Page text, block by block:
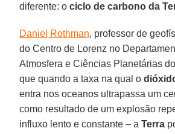
diferente: ociclo de carbono da
Daniel Rothman, professor de
do Centro de Lorenz no
Atmosfera e Ciências Planetárias
que quando a taxa na qual o
entra nos oceanos ultrapassa um
como resultado de um explosão
influxo lento e constante – aTerra